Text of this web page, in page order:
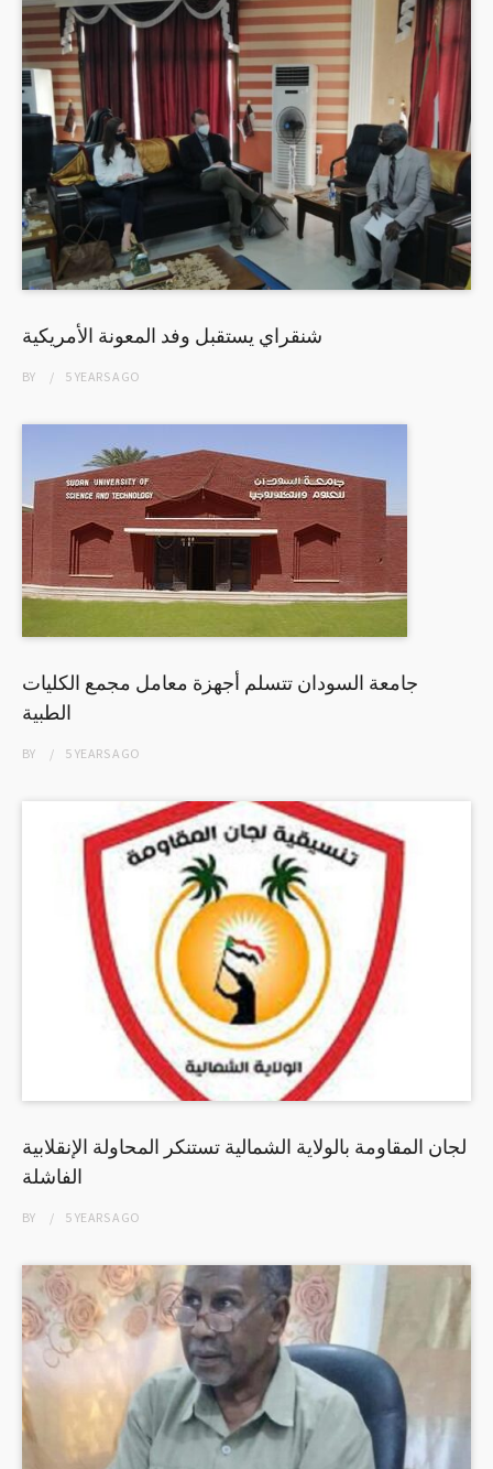
شنقراي يستقبل وفد المعونة الأمريكية
BY 5 YEARSAGO
جامعة السودان تتسلم أجهزة معامل مجمع الكليات
الطبية
BY 5 YEARSAGO
لجان المقاومة بالولاية الشمالية تستنكر المحاولة الإنقلابية
الفاشلة
BY 5 YEARSAGO